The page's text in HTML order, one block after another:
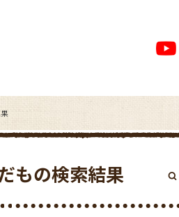
もの検索結果